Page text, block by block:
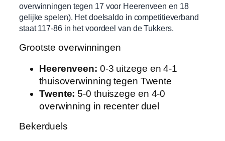
overwinningen tegen 17 voor Heerenveen en 18
gelijke spelen). Het doelsaldo in competitieverband
staat 117-86 in het voordeel van de Tukkers.
Grootste overwinningen
Heerenveen: 0-3 uitzege en 4-1
thuisoverwinning tegen Twente
Twente: 5-0 thuiszege en 4-0
overwinning in recenter duel
Bekerduels